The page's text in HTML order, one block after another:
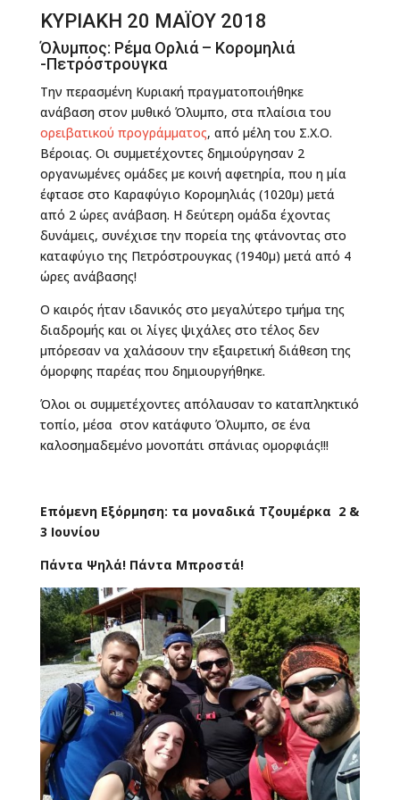
ΚΥΡΙΑΚΗ 20 ΜΑΪΟΥ 2018
Όλυμπος: Ρέμα Ορλιά – Κορομηλιά
-Πετρόστρουγκα
Την περασμένη Κυριακή πραγματοποιήθηκε
ανάβαση στον μυθικό Όλυμπο, στα πλαίσια του
ορειβατικού προγράμματος, από μέλη του Σ.Χ.Ο.
Βέροιας. Οι συμμετέχοντες δημιούργησαν 2
οργανωμένες ομάδες με κοινή αφετηρία, που η μία
έφτασε στο Καραφύγιο Κορομηλιάς (1020μ) μετά
από 2 ώρες ανάβαση. Η δεύτερη ομάδα έχοντας
δυνάμεις, συνέχισε την πορεία της φτάνοντας στο
καταφύγιο της Πετρόστρουγκας (1940μ) μετά από 4
ώρες ανάβασης!
Ο καιρός ήταν ιδανικός στο μεγαλύτερο τμήμα της
διαδρομής και οι λίγες ψιχάλες στο τέλος δεν
μπόρεσαν να χαλάσουν την εξαιρετική διάθεση της
όμορφης παρέας που δημιουργήθηκε.
Όλοι οι συμμετέχοντες απόλαυσαν το καταπληκτικό
τοπίο, μέσα στον κατάφυτο Όλυμπο, σε ένα
καλοσημαδεμένο μονοπάτι σπάνιας ομορφιάς!!!
Επόμενη Εξόρμηση: τα μοναδικά Τζουμέρκα 2 &
3 Ιουνίου
Πάντα Ψηλά! Πάντα Μπροστά!